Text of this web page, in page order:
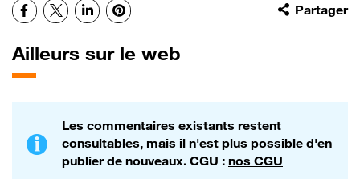
Partager
Facebook
X LinkedInPinterest
Ailleurs sur le web
Les commentaires existants restent
consultables, mais il n'est plus possible d'en
publier de nouveaux. CGU : nos CGU